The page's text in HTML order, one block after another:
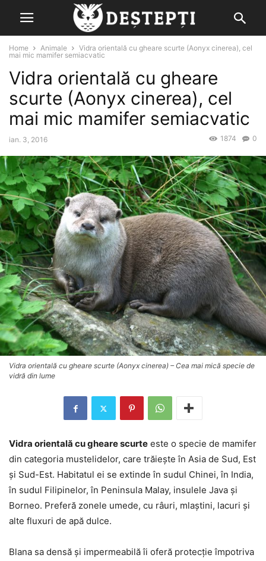
Home Animale
Vidra orientală cu gheare scurte (Aonyx cinerea), cel
mai mic mamifer semiacvatic
Vidra orientală cu gheare
scurte (Aonyx cinerea), cel
mai mic mamifer semiacvatic
ian. 3, 2016 0
1874
Vidra orientală cu gheare scurte (Aonyx cinerea) – Cea mai mică specie de
vidră din lume
Vidra orientală cu gheare scurte este o specie de mamifer
din categoria mustelidelor, care trăiește în Asia de Sud, Est
și Sud-Est. Habitatul ei se extinde în sudul Chinei, în India,
în sudul Filipinelor, în Peninsula Malay, insulele Java și
Borneo. Preferă zonele umede, cu râuri, mlaștini, lacuri și
alte fluxuri de apă dulce.
Blana sa densă și impermeabilă îi oferă protecție împotriva